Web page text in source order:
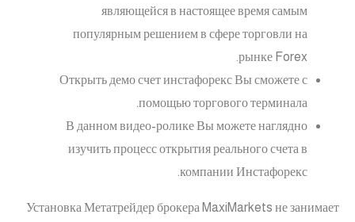
являющейся в настоящее время самым
популярным решением в сфере торговли на
рынке Forex.
Открыть демо счет инстафорекс Вы сможете с
помощью торгового терминала.
В данном видео-ролике Вы можете наглядно
изучить процесс открытия реального счета в
компании Инстафорекс.
Установка Метатрейдер брокера MaxiMarkets не занимает